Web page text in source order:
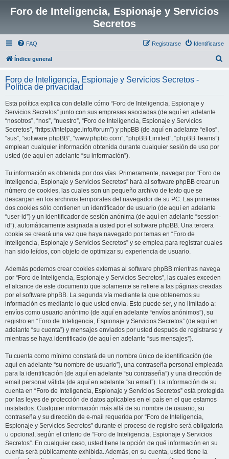
Foro de Inteligencia, Espionaje y Servicios
Secretos
FAQ Identificarse
Registrarse
Índice general
c
Foro de Inteligencia, Espionaje y Servicios Secretos -
Política de privacidad
Esta política explica con detalle cómo “Foro de Inteligencia, Espionaje y
Servicios Secretos” junto con sus empresas asociadas (de aquí en adelante
“nosotros”, “nos”, “nuestro”, “Foro de Inteligencia, Espionaje y Servicios
Secretos”, “https://intelpage.info/forum”) y phpBB (de aquí en adelante “ellos”,
“sus”, “software phpBB”, “www.phpbb.com”, “phpBB Limited”, “phpBB Teams”)
emplean cualquier información obtenida durante cualquier sesión de uso por
usted (de aquí en adelante “su información”).
Tu información es obtenida por dos vías. Primeramente, navegar por “Foro de
Inteligencia, Espionaje y Servicios Secretos” hará al software phpBB crear un
número de cookies, las cuales son un pequeño archivo de texto que se
descargan en los archivos temporales del navegador de su PC. Las primeras
dos cookies sólo contienen un identificador de usuario (de aquí en adelante
“user-id”) y un identificador de sesión anónima (de aquí en adelante “session-
id”), automáticamente asignada a usted por el software phpBB. Una tercera
cookie se creará una vez que haya navegado por temas en “Foro de
Inteligencia, Espionaje y Servicios Secretos” y se emplea para registrar cuales
han sido leídos, con objeto de optimizar su experiencia de usuario.
Además podemos crear cookies externas al software phpBB mientras navega
por “Foro de Inteligencia, Espionaje y Servicios Secretos”, las cuales exceden
el alcance de este documento que solamente se refiere a las páginas creadas
por el software phpBB. La segunda vía mediante la que obtenemos su
información es mediante lo que usted envía. Esto puede ser, y no limitado a:
envíos como usuario anónimo (de aquí en adelante “envíos anónimos”), su
registro en “Foro de Inteligencia, Espionaje y Servicios Secretos” (de aquí en
adelante “su cuenta”) y mensajes enviados por usted después de registrarse y
mientras se haya identificado (de aquí en adelante “sus mensajes”).
Tu cuenta como mínimo constará de un nombre único de identificación (de
aquí en adelante “su nombre de usuario”), una contraseña personal empleada
para la identificación (de aquí en adelante “su contraseña”) y una dirección de
email personal válida (de aquí en adelante “su email”). La información de su
cuenta en “Foro de Inteligencia, Espionaje y Servicios Secretos” está protegida
por las leyes de protección de datos aplicables en el país en el que estamos
instalados. Cualquier información más allá de su nombre de usuario, su
contraseña y su dirección de e-mail requerida por “Foro de Inteligencia,
Espionaje y Servicios Secretos” durante el proceso de registro será obligatoria
u opcional, según el criterio de “Foro de Inteligencia, Espionaje y Servicios
Secretos”. En cualquier caso, usted tiene la opción de qué información en su
cuenta será públicamente exhibida. Además, en su cuenta, usted tiene la